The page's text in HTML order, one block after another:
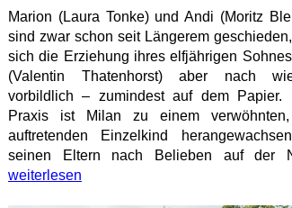
Marion (Laura Tonke) und Andi (Moritz
sind zwar schon seit Längerem
sich die Erziehung ihres elfjährigen
(Valentin Thatenhorst) aber nach
vorbildlich – zumindest auf dem Papier.
Praxis ist Milan zu einem
auftretenden Einzelkind
seinen Eltern nach Belieben auf der
weiterlesen